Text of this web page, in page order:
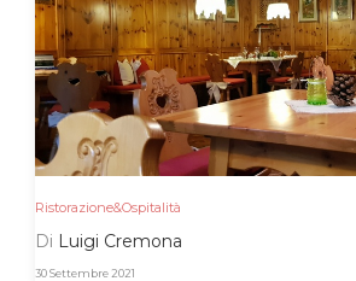
Ristorazione&Ospitalità
Di Luigi Cremona
30 Settembre 2021